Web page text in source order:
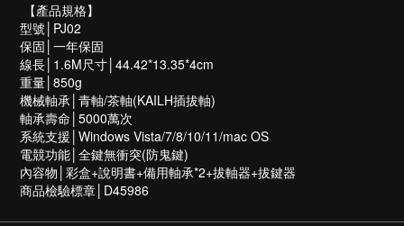
【產品規格】
型號│PJ02
保固│一年保固
線長│1.6M尺寸│44.42*13.35*4cm
重量│850g
機械軸承│青軸/茶軸(KAILH插拔軸)
軸承壽命│5000萬次
系統支援│Windows Vista/7/8/10/11/mac OS
電競功能│全鍵無衝突(防鬼鍵)
內容物│彩盒+說明書+備用軸承*2+拔軸器+拔鍵器
商品檢驗標章│D45986